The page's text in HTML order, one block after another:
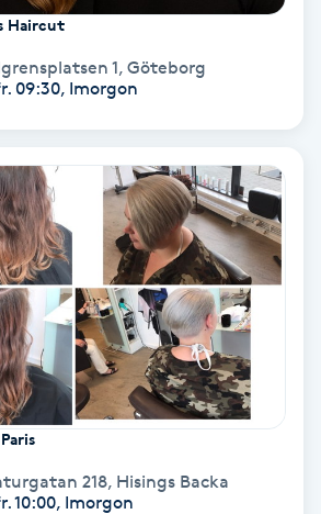
Haircut
1, Göteborg
09:30, Imorgon
218, Hisings Backa
10:00, Imorgon